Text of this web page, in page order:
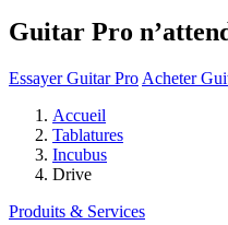
Guitar Pro
Essayer Guitar Pro Acheter
Accueil
Tablatures
Incubus
Drive
Produits & Services